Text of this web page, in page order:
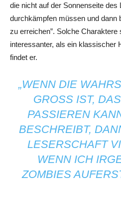
die nicht auf der Sonnenseite des
durchkämpfen müssen und dann
zu erreichen”. Solche Charaktere
interessanter, als ein klassischer
findet er.
„WENN DIE
GROSS IST,
ASSIEREN
ESCHREIBT,
ESERSCHAFT
ENN ICH
OMBIES